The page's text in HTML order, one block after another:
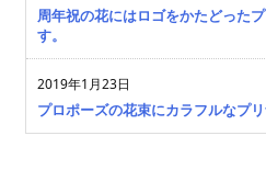
周年祝の花にはロゴをかたどった
す。
2019年1月23日
プロポーズの花束にカラフルなプ